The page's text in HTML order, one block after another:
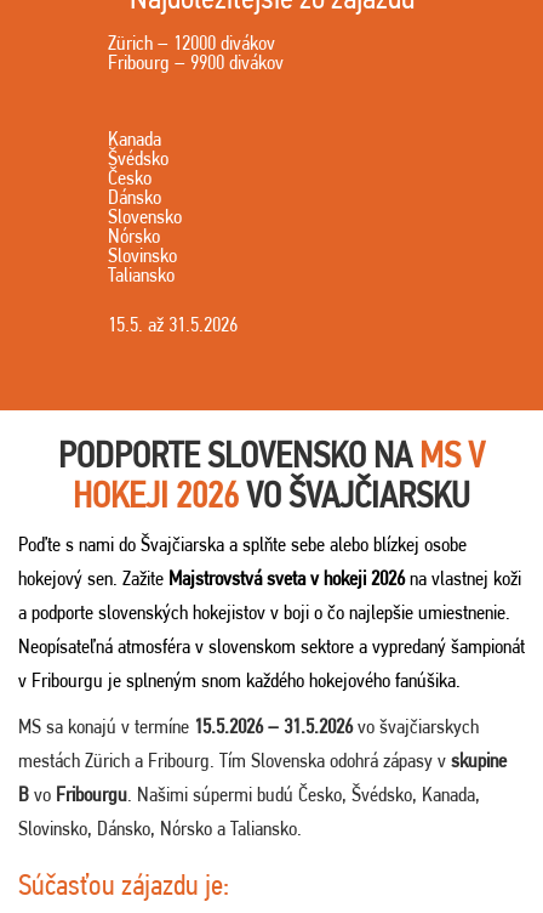
Zürich – 12000 divákov
Fribourg – 9900 divákov
Kanada
Švédsko
Česko
Dánsko
Slovensko
Nórsko
Slovinsko
Taliansko
15.5. až 31.5.2026
PODPORTE SLOVENSKO NA MSV
HOKEJI 2026VO ŠVAJČIARSKU
Poďte s nami do Švajčiarska a splňte sebe alebo blízkej osobe
hokejový sen. Zažite Majstrovstvá sveta v hokeji 2026na vlastnej koži
a podporte slovenských hokejistov v boji o čo najlepšie umiestnenie.
Neopísateľná atmosféra v slovenskom sektore a vypredaný šampionát
v Fribourgu je splneným snom každého hokejového fanúšika.
MS sa konajú v termíne 15.5.2026 – 31.5.2026vo švajčiarskych
mestách Zürich a Fribourg. Tím Slovenska odohrá zápasy v skupine
B vo Fribourgu. Našimi súpermi budú Česko, Švédsko, Kanada,
Slovinsko, Dánsko, Nórsko a Taliansko.
Súčasťou zájazdu je: